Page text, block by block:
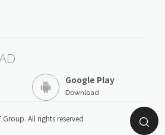
Google Play
Download
Group. All rights reserved